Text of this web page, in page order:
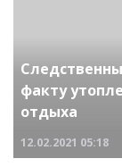
факту
отдыха
12.02.2021 05:18